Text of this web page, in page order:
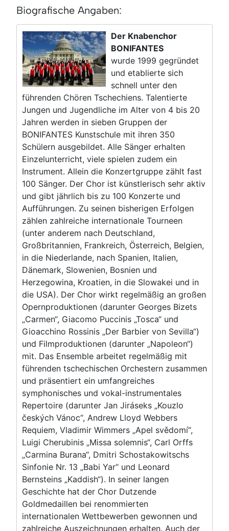
Biografische Angaben:
Der Knabenchor
BONIFANTES
wurde 1999 gegründet
und etablierte sich
schnell unter den
führenden Chören Tschechiens. Talentierte
Jungen und Jugendliche im Alter von 4 bis 20
Jahren werden in sieben Gruppen der
BONIFANTES Kunstschule mit ihren 350
Schülern ausgebildet. Alle Sänger erhalten
Einzelunterricht, viele spielen zudem ein
Instrument. Allein die Konzertgruppe zählt fast
100 Sänger. Der Chor ist künstlerisch sehr aktiv
und gibt jährlich bis zu 100 Konzerte und
Aufführungen. Zu seinen bisherigen Erfolgen
zählen zahlreiche internationale Tourneen
(unter anderem nach Deutschland,
Großbritannien, Frankreich, Österreich, Belgien,
in die Niederlande, nach Spanien, Italien,
Dänemark, Slowenien, Bosnien und
Herzegowina, Kroatien, in die Slowakei und in
die USA). Der Chor wirkt regelmäßig an großen
Opernproduktionen (darunter Georges Bizets
„Carmen“, Giacomo Puccinis „Tosca“ und
Gioacchino Rossinis „Der Barbier von Sevilla“)
und Filmproduktionen (darunter „Napoleon“)
mit. Das Ensemble arbeitet regelmäßig mit
führenden tschechischen Orchestern zusammen
und präsentiert ein umfangreiches
symphonisches und vokal-instrumentales
Repertoire (darunter Jan Jiráseks „Kouzlo
českých Vánoc“, Andrew Lloyd Webbers
Requiem, Vladimir Wimmers „Apel svědomí“,
Luigi Cherubinis „Missa solemnis“, Carl Orffs
„Carmina Burana“, Dmitri Schostakowitschs
Sinfonie Nr. 13 „Babi Yar“ und Leonard
Bernsteins „Kaddish“). In seiner langen
Geschichte hat der Chor Dutzende
Goldmedaillen bei renommierten
internationalen Wettbewerben gewonnen und
zahlreiche Auszeichnungen erhalten. Auch der